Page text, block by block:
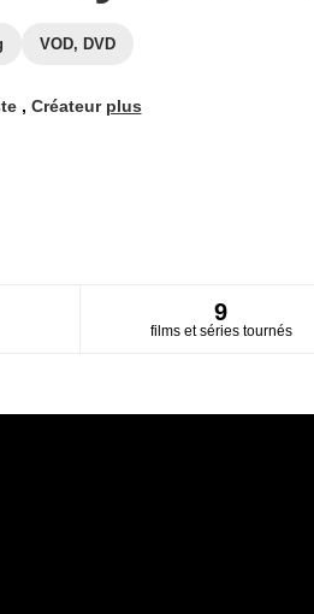
VOD, DVD
, Créateur plus
9
films et séries tournés